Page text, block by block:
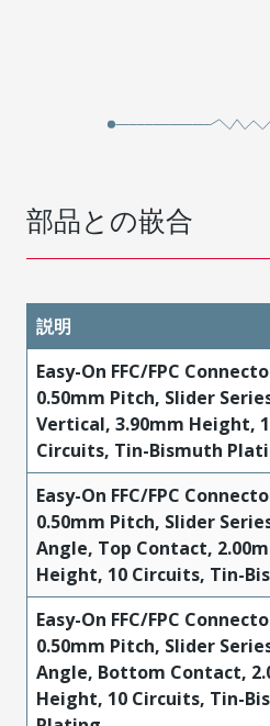
部品との嵌合
説明
Easy-On FFC/FPC
0.50mm Pitch, Slider
Vertical, 3.90mm Height,
Circuits, Tin-Bismuth
Easy-On FFC/FPC
0.50mm Pitch, Slider
Angle, Top Contact,
Height, 10 Circuits, Tin-
Easy-On FFC/FPC
0.50mm Pitch, Slider
Angle, Bottom Contact,
Height, 10 Circuits, Tin-